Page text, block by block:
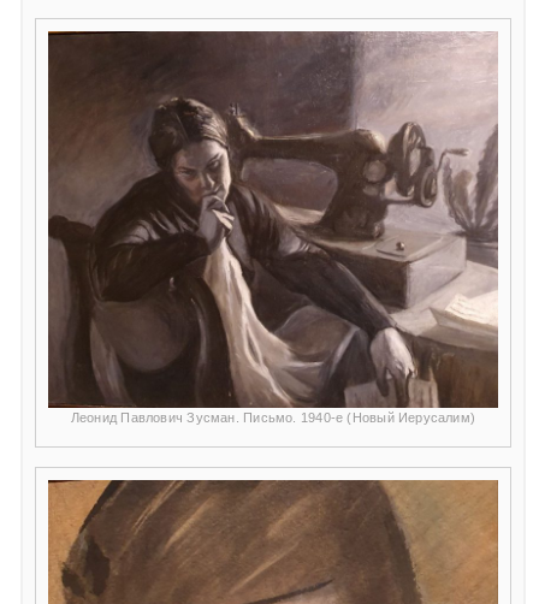
Леонид Павлович Зусман. Письмо. 1940-е (Новый Иерусалим)